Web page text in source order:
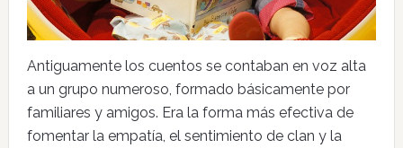
Antiguamente los cuentos se contaban en voz alta
a un grupo numeroso, formado básicamente por
familiares y amigos. Era la forma más efectiva de
fomentar la empatía, el sentimiento de clan y la